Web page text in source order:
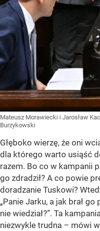
Mateusz Morawiecki i Jarosław
Burzykowski
Głęboko wierzę, że oni
dla którego warto usiąść
razem. Bo co w kampanii
go zdradził? A co powie
doradzanie Tuskowi?
„Panie Jarku, a jak brał
nie wiedział?”. Ta
niezwykle trudna – mówi